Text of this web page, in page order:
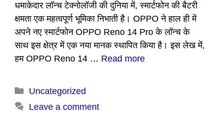
धमाकेदार लॉन्च टेक्नोलॉजी की दुनिया में, स्मार्टफोन की बैटरी
क्षमता एक महत्वपूर्ण भूमिका निभाती है। OPPO ने हाल ही में
अपने नए स्मार्टफोन OPPO Reno 14 Pro के लॉन्च के
साथ इस क्षेत्र में एक नया मानक स्थापित किया है। इस लेख में,
हम OPPO Reno 14 … Read more
Categories
Uncategorized
Leave a comment